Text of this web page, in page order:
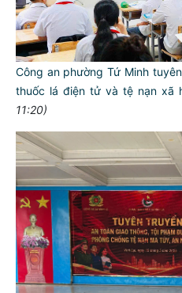
Công an phường Tứ Minh
thuốc lá điện tử và tệ nạn xã
11:20)